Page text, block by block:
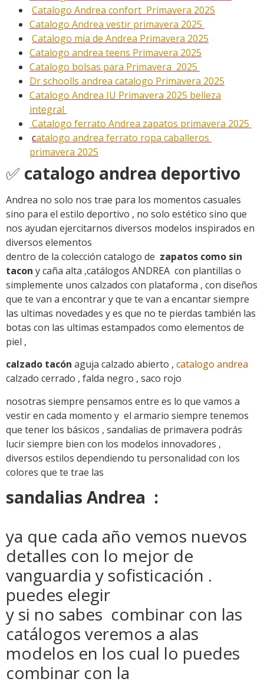
Catalogo Andrea confort Primavera 2025
Catalogo Andrea vestir primavera 2025
Catalogo mia de Andrea Primavera 2025
Catalogo andrea teens Primavera 2025
Catalogo bolsas para Primavera 2025
Dr schoolls andrea catalogo Primavera 2025
Catalogo Andrea IU Primavera 2025 belleza
integral
Catalogo ferrato Andrea zapatos primavera 2025
catalogo andrea ferrato ropa caballeros
primavera 2025
✅ catalogo andrea deportivo
Andrea no solo nos trae para los momentos casuales
sino para el estilo deportivo , no solo estético sino que
nos ayudan ejercitarnos diversos modelos inspirados en
diversos elementos
dentro de la colección catalogo de zapatos como sin
tacon y caña alta ,catálogos ANDREA con plantillas o
simplemente unos calzados con plataforma , con diseños
que te van a encontrar y que te van a encantar siempre
las ultimas novedades y es que no te pierdas también las
botas con las ultimas estampados como elementos de
piel ,
calzado tacón aguja calzado abierto , catalogo andrea
calzado cerrado , falda negro , saco rojo
nosotras siempre pensamos entre es lo que vamos a
vestir en cada momento y el armario siempre tenemos
que tener los básicos , sandalias de primavera podrás
lucir siempre bien con los modelos innovadores ,
diversos estilos dependiendo tu personalidad con los
colores que te trae las
sandalias Andrea :
ya que cada año vemos nuevos
detalles con lo mejor de
vanguardia y sofisticación .
puedes elegir
y si no sabes combinar con las
catálogos veremos a alas
modelos en los cual lo puedes
combinar con la